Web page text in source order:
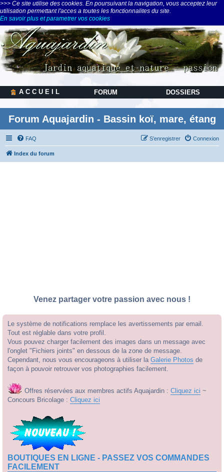
>>> Ce site utilise des cookies. En poursuivant la navigation, vous acceptez leur
utilisation permettant l'acces a toutes les fonctionnalites du site.
En savoir plus et parametrer vos cookies
A C C U E I L FORUM DOSSIERS
Forum Aquajardin - Bassin koï, mare, étang
FAQ Connexion
S’enregistrer
Index du forum
Venez partager votre passion avec nous !
Le système de notifications remplace les avertissements par email.
Tout est réglable dans votre profil.
Vous pouvez charger facilement des images dans un message avec
l'onglet "Fichiers joints" en dessous de la zone de message.
Cependant, nous vous encourageons à utiliser la Galerie Photos de
façon à pouvoir retrouver vos photographies facilement.
Offres réservées aux membres actifs Aquajardin : Cliquez ici ~
Concours Bricolage : Cliquez ici
BOUTIQUES EN LIGNE - PASSEZ VOS COMMANDES
FACILEMENT